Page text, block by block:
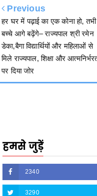
बच्चे आगे बढ़ेंगे– राज्यपाल श्री रमेन
डेका,बैगा विद्यार्थियों और महिलाओं से
मिले राज्यपाल, शिक्षा और आत्मनिर्भरता
पर दिया जोर
2340
3290
5212